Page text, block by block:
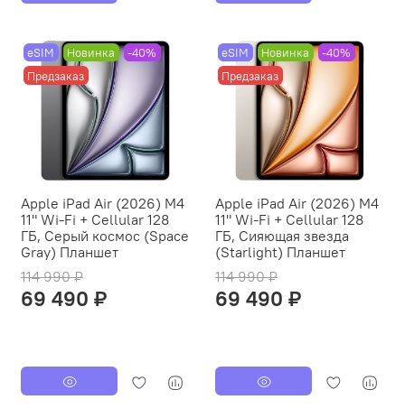
eSIM Новинка
-40%
Предзаказ
Apple iPad Air (2026) M4
11" Wi-Fi + Cellular 128
ГБ, Серый космос (Space
Gray) Планшет
114 990 ₽
69 490 ₽
eSIM Новинка
-40%
Предзаказ
Apple iPad Air (2026) M4
11" Wi-Fi + Cellular 128
ГБ, Сияющая звезда
(Starlight) Планшет
114 990 ₽
69 490 ₽